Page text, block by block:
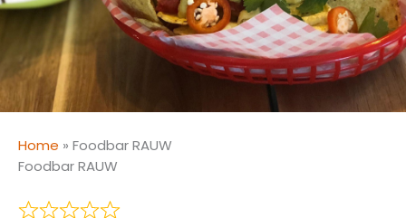
Home » Foodbar RAUW
Foodbar RAUW